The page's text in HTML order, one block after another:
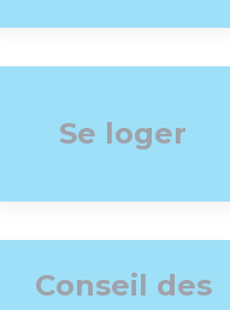
Se loger
Conseil des